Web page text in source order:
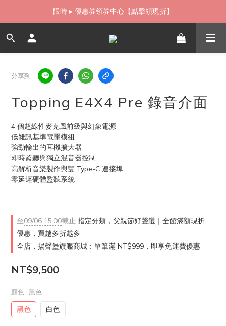
如需當日配送貨海外寄送，歡迎直接與我們聯繫
分享到
Topping E4X4 Pre 錄音介面
4 個超線性麥克風前級與幻象電源
低雜訊基準電壓模組
強勁輸出的耳機擴大器
即時監聽與獨立混音器控制
高解析音樂製作與雙 Type-C 連接埠
零延遲硬體監聽系統
至09/06 15:00截止 指定分類，父親節好聲選｜全館滿額現折
優惠，買越多折越多
全店，揚聲堡旗艦商城：單筆滿 NT$999，即享免運費優惠
NT$9,500
顏色 : 黑色
黑色 白色